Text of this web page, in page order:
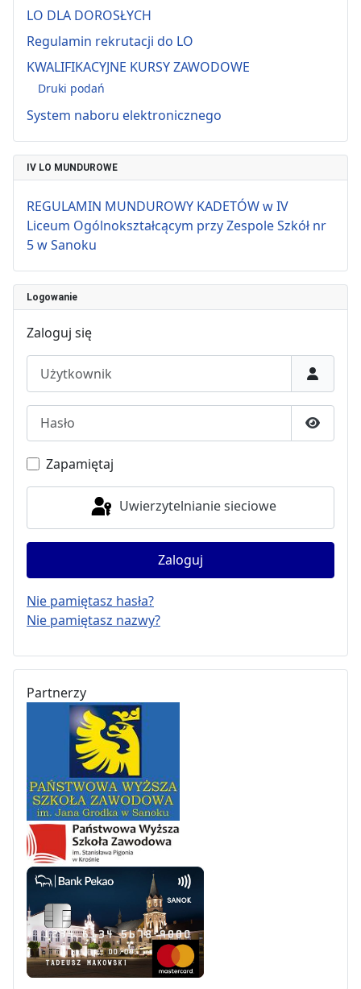
LO DLA DOROSŁYCH
Regulamin rekrutacji do LO
KWALIFIKACYJNE KURSY ZAWODOWE
Druki podań
System naboru elektronicznego
IV LO MUNDUROWE
REGULAMIN MUNDUROWY KADETÓW w IV
Liceum Ogólnokształcącym przy Zespole Szkół nr
5 w Sanoku
Logowanie
Zaloguj się
Hasło
Pokaż
Zapamiętaj
Uwierzytelnianie sieciowe
Zaloguj
Nie pamiętasz hasła?
Nie pamiętasz nazwy?
Partnerzy